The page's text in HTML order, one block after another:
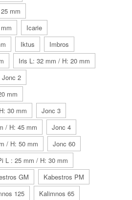
mm
Icarie
Iktus
Imbros
Iris L: 32 mm / H: 20 mm
Jonc 2
mm
30 mm
Jonc 3
/ H: 45 mm
Jonc 4
/ H: 50 mm
Jonc 60
L : 25 mm / H: 30 mm
GM
Kabestros PM
125
Kalimnos 65